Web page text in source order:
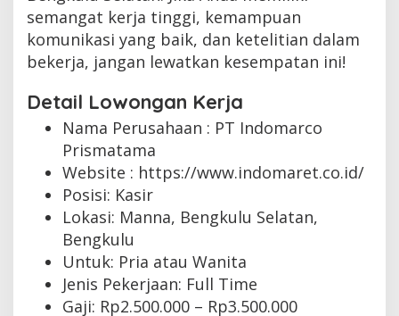
semangat kerja tinggi, kemampuan
komunikasi yang baik, dan ketelitian dalam
bekerja, jangan lewatkan kesempatan ini!
Detail Lowongan Kerja
Nama Perusahaan : PT Indomarco
Prismatama
Website : https://www.indomaret.co.id/
Posisi: Kasir
Lokasi: Manna, Bengkulu Selatan,
Bengkulu
Untuk: Pria atau Wanita
Jenis Pekerjaan: Full Time
Gaji: Rp2.500.000 – Rp3.500.000